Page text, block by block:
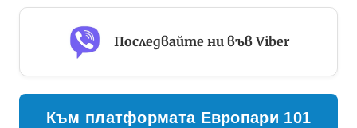
Последвайте ни във Viber
Към платформата Европари 101